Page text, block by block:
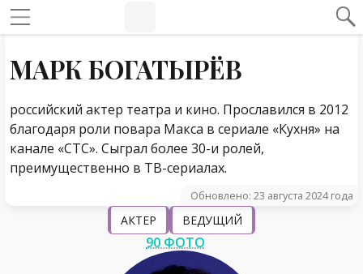
МАРК БОГАТЫРЁВ
российский актер театра и кино. Прославился в 2012
благодаря роли повара Макса в сериале «Кухня» на
канале «СТС». Сыграл более 30-и ролей,
преимущественно в ТВ-сериалах.
Обновлено: 23 августа 2024 года
АКТЕР ВЕДУЩИЙ
90 ФОТО